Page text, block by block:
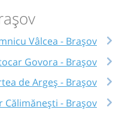
Vâlcea - Brașov
Govora - Brașov
de Argeș - Brașov
Călimănești - Brașov